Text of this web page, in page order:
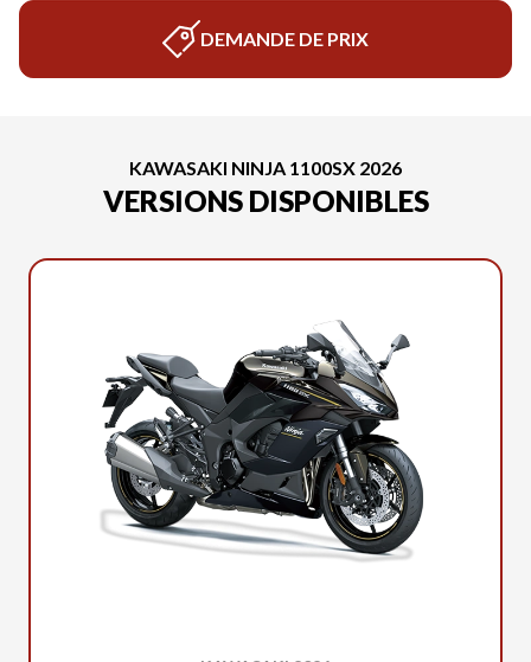
DEMANDE DE PRIX
KAWASAKI NINJA 1100SX 2026
VERSIONS DISPONIBLES